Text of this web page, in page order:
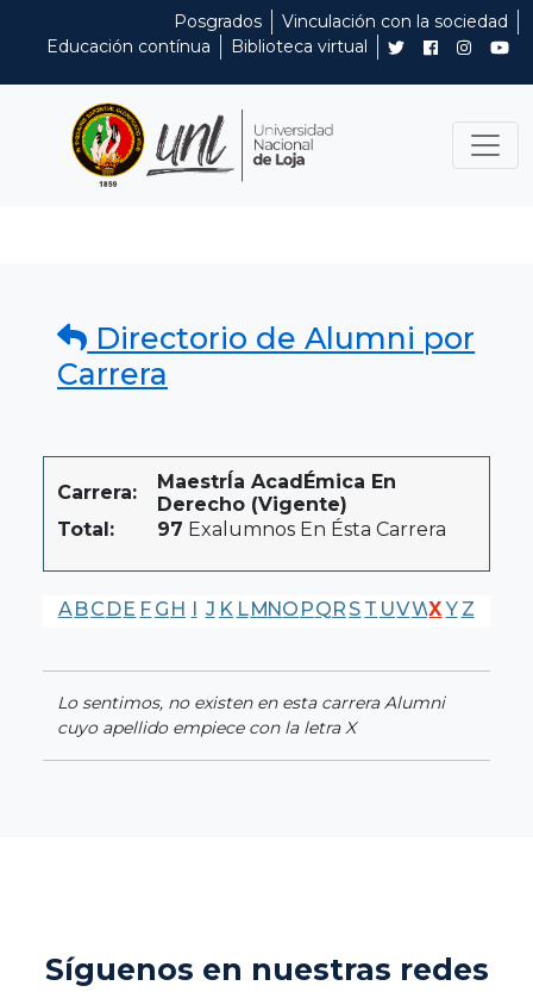
Posgrados
Vinculación con la sociedad
Educación contínua
Biblioteca virtual
Directorio de Alumni por
Carrera
Carrera:
MaestrÍa AcadÉmica En
Derecho (Vigente)
Total:
97 Exalumnos En Ésta Carrera
A BC DE F G H I J K LMNO PQR S T UVWXY Z
Lo sentimos, no existen en esta carrera Alumni
cuyo apellido empiece con la letra X
Síguenos en nuestras redes